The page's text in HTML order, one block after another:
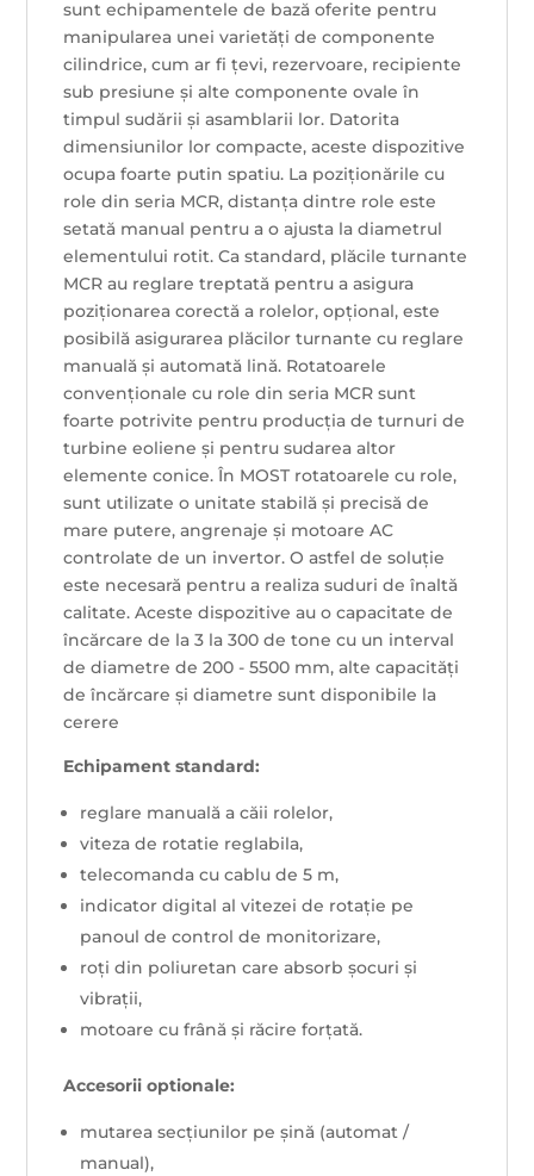
sunt echipamentele de bază oferite pentru
manipularea unei varietăți de componente
cilindrice, cum ar fi țevi, rezervoare, recipiente
sub presiune și alte componente ovale în
timpul sudării și asamblarii lor. Datorita
dimensiunilor lor compacte, aceste dispozitive
ocupa foarte putin spatiu. La poziționările cu
role din seria MCR, distanța dintre role este
setată manual pentru a o ajusta la diametrul
elementului rotit. Ca standard, plăcile turnante
MCR au reglare treptată pentru a asigura
poziționarea corectă a rolelor, opțional, este
posibilă asigurarea plăcilor turnante cu reglare
manuală și automată lină. Rotatoarele
convenționale cu role din seria MCR sunt
foarte potrivite pentru producția de turnuri de
turbine eoliene și pentru sudarea altor
elemente conice. În MOST rotatoarele cu role,
sunt utilizate o unitate stabilă și precisă de
mare putere, angrenaje și motoare AC
controlate de un invertor. O astfel de soluție
este necesară pentru a realiza suduri de înaltă
calitate. Aceste dispozitive au o capacitate de
încărcare de la 3 la 300 de tone cu un interval
de diametre de 200 - 5500 mm, alte capacități
de încărcare și diametre sunt disponibile la
cerere
Echipament standard:
reglare manuală a căii rolelor,
viteza de rotatie reglabila,
telecomanda cu cablu de 5 m,
indicator digital al vitezei de rotație pe
panoul de control de monitorizare,
roți din poliuretan care absorb șocuri și
vibrații,
motoare cu frână și răcire forțată.
Accesorii optionale:
mutarea secțiunilor pe șină (automat /
manual),